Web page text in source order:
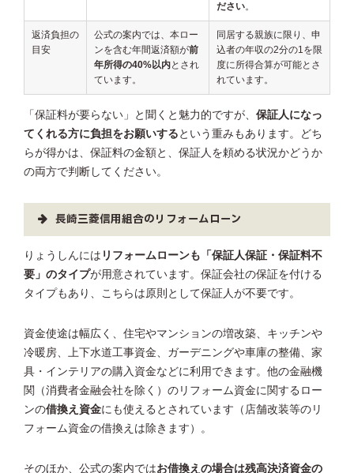
ださい。
返済負担の
目安
公式の案内では、本ロー
ンを含む年間返済額が前
年所得の40%以内とされ
ています。
同居する親族に限り、申
込者の年収の2分の1を限
度に所得合算が可能とさ
れています。
「保証料が要らない」と聞くと魅力的ですが、 保証人になっ
てくれる方に負担をお願いする という重みもあります。どち
らが得かは、保証料の金額と、保証人を頼める状況かどうか
の両方で判断してください。
長崎三菱信用組合のリフォームローン
りょうしんには リフォームローンも「保証人保証・保証料不
要」のタイプが用意されています。保証会社の保証を付ける
タイプもあり、こちらは原則として保証人が不要です。
資金使途は幅広く、住宅やマンションの増改築、キッチンや
冷暖房、上下水道工事資金、ガーデニングや車庫の整備、家
具・インテリアの購入資金などに利用できます。他の金融機
関（消費者金融会社を除く）のリフォーム資金に関するロー
ンの借換え資金にも使えるとされています（店舗改装等のリ
フォーム資金の借換えは除きます）。
そのほか、公式の案内ではお借換えの場合は残高決済資金の